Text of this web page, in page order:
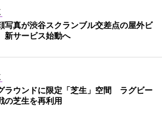
写真が渋谷スクランブル交差点の屋外ビ
サービス始動へ
ラウンドに限定「芝生」空間 ラグビー
の芝生を再利用